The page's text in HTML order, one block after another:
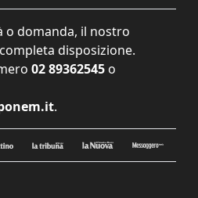
o domanda, il nostro
disposizione.
02 89362545 o
.